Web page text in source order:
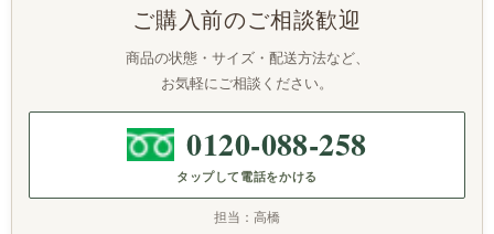
ご購入前のご相談歓迎
商品の状態・サイズ・配送方法など、
お気軽にご相談ください。
0120-088-258
タップして電話をかける
担当：高橋